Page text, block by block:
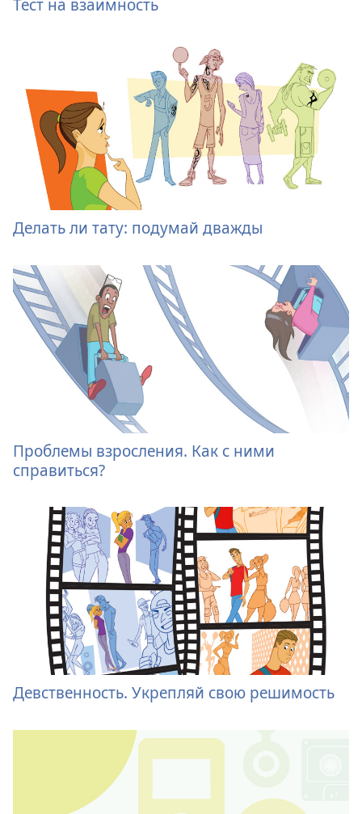
Тест на взаимность
Делать ли тату: подумай дважды
Проблемы взросления. Как с ними
справиться?
Девственность. Укрепляй свою решимость